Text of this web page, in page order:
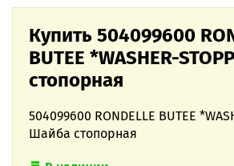
Купить 504099600
BUTEE *WASHER-
стопорная
504099600 RONDELLE BUTEE
Шайба стопорная